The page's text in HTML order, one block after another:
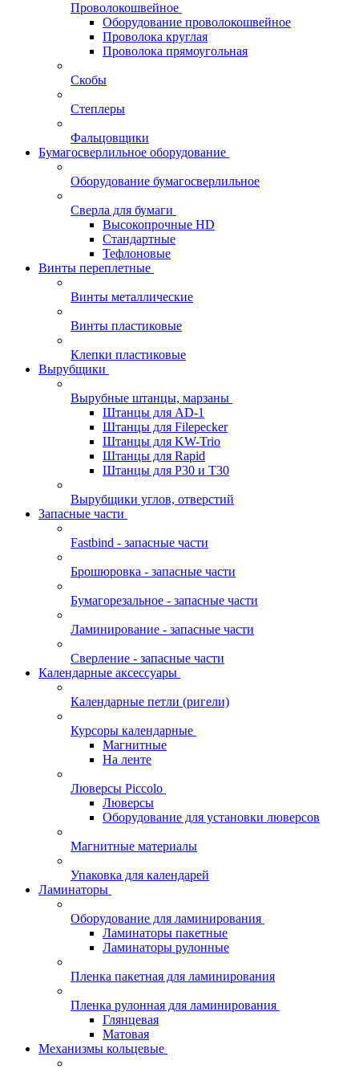
Проволокошвейное
Оборудование проволокошвейное
Проволока круглая
Проволока прямоугольная
Скобы
Степлеры
Фальцовщики
Бумагосверлильное оборудование
Оборудование бумагосверлильное
Сверла для бумаги
Высокопрочные HD
Стандартные
Тефлоновые
Винты переплетные
Винты металлические
Винты пластиковые
Клепки пластиковые
Вырубщики
Вырубные штанцы, марзаны
Штанцы для AD-1
Штанцы для Filepecker
Штанцы для KW-Trio
Штанцы для Rapid
Штанцы для Р30 и Т30
Вырубщики углов, отверстий
Запасные части
Fastbind - запасные части
Брошюровка - запасные части
Бумагорезальное - запасные части
Ламинирование - запасные части
Сверление - запасные части
Календарные аксессуары
Календарные петли (ригели)
Курсоры календарные
Магнитные
На ленте
Люверсы Piccolo
Люверсы
Оборудование для установки люверсов
Магнитные материалы
Упаковка для календарей
Ламинаторы
Оборудование для ламинирования
Ламинаторы пакетные
Ламинаторы рулонные
Пленка пакетная для ламинирования
Пленка рулонная для ламинирования
Глянцевая
Матовая
Механизмы кольцевые